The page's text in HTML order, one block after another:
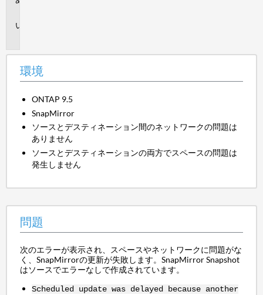
環境
ONTAP 9.5
SnapMirror
ソースとデスティネーション間のネットワークの問題は
ありません
ソースとデスティネーションの両方でスペースの問題は
発生しません
問題
次のエラーが表示され、スペースやネットワークに問題がな
く、SnapMirrorの更新が失敗します。SnapMirror Snapshot
はソースでエラーなしで作成されています。
Scheduled update was delayed because another